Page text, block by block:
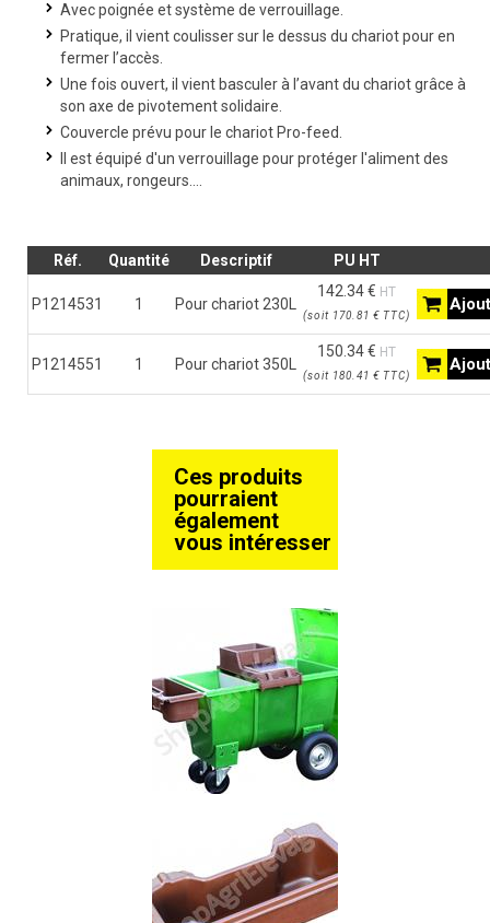
Avec poignée et système de verrouillage.
Pratique, il vient coulisser sur le dessus du chariot pour en
fermer l’accès.
Une fois ouvert, il vient basculer à l’avant du chariot grâce à
son axe de pivotement solidaire.
Couvercle prévu pour le chariot Pro-feed.
Il est équipé d'un verrouillage pour protéger l'aliment des
animaux, rongeurs….
Réf. Quantité Descriptif PU HT
P1214531 1 Pour chariot 230L
142.34 € HT
(soit 170.81 € TTC)
P1214551 1 Pour chariot 350L
150.34 € HT
(soit 180.41 € TTC)
Ces produits
pourraient
également
vous intéresser